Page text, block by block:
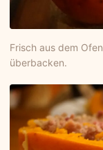
Frisch aus dem
überbacken.